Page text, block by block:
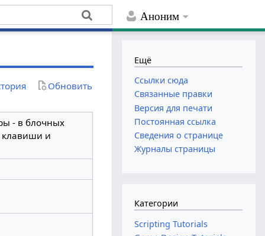
Аноним
Обновить
- в блочных
клавиши и
Ещё
Ссылки сюда
Связанные правки
Версия для печати
Постоянная ссылка
Сведения о странице
Журналы страницы
Категории
Scripting Tutorials